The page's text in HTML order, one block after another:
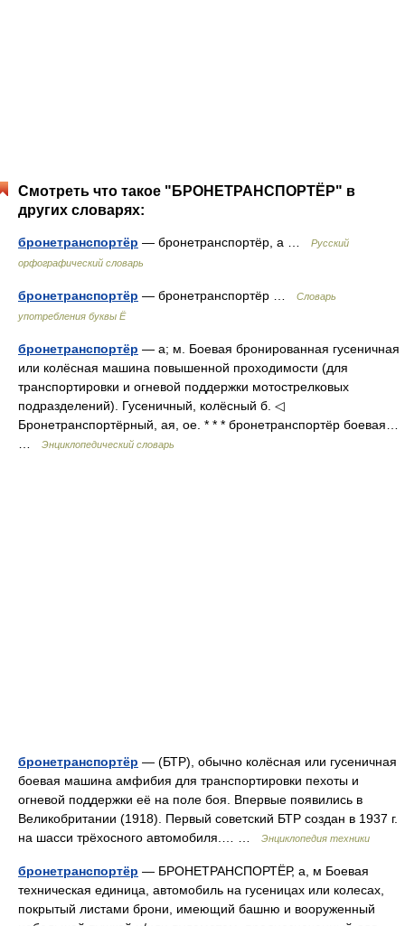
Смотреть что такое "БРОНЕТРАНСПОРТЁР" в
других словарях:
бронетранспортёр — бронетранспортёр, а …
Русский
орфографический словарь
бронетранспортёр — бронетранспортёр …
Словарь
употребления буквы Ё
бронетранспортёр — а; м. Боевая бронированная гусеничная
или колёсная машина повышенной проходимости (для
транспортировки и огневой поддержки мотострелковых
подразделений). Гусеничный, колёсный б. ◁
Бронетранспортёрный, ая, ое. * * * бронетранспортёр боевая…
Энциклопедический словарь
бронетранспортёр — (БТР), обычно колёсная или гусеничная
боевая машина амфибия для транспортировки пехоты и
огневой поддержки её на поле боя. Впервые появились в
Великобритании (1918). Первый советский БТР создан в 1937 г.
на шасси трёхосного автомобиля.… …
Энциклопедия техники
бронетранспортёр — БРОНЕТРАНСПОРТЁР, а, м Боевая
техническая единица, автомобиль на гусеницах или колесах,
покрытый листами брони, имеющий башню и вооруженный